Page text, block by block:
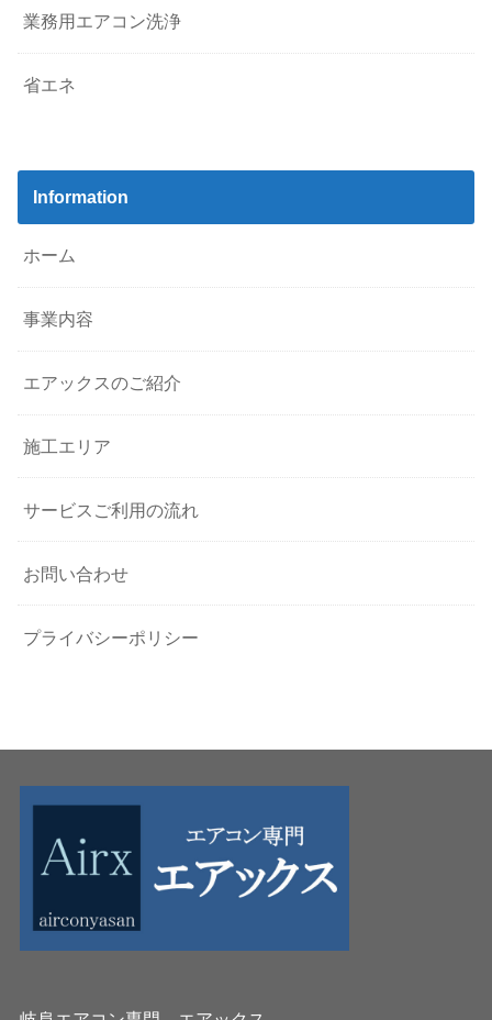
業務用エアコン洗浄
省エネ
Information
ホーム
事業内容
エアックスのご紹介
施工エリア
サービスご利用の流れ
お問い合わせ
プライバシーポリシー